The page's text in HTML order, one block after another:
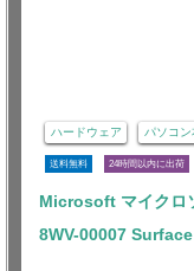
ハードウェア パソコン
送料無料 24時間以内に出荷
Microsoft マイクロ
8WV-00007